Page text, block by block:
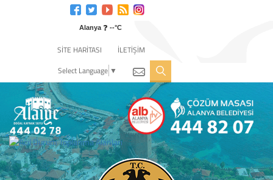
Alanya ❓ --°C
SİTE HARİTASI
İLETİŞİM
Select Language ▼